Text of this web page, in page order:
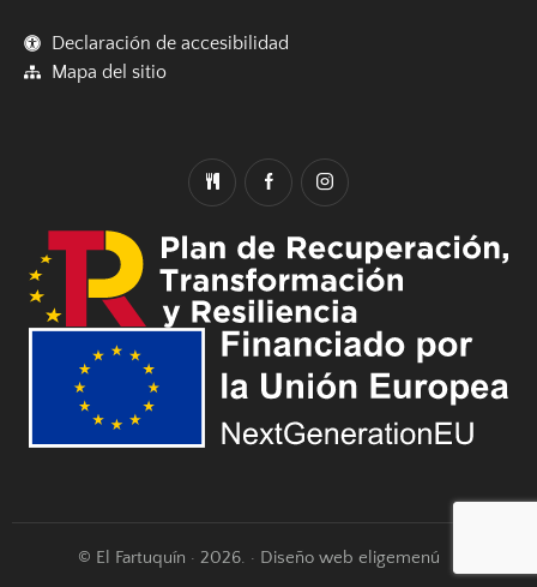
Declaración de accesibilidad
Mapa del sitio
© El Fartuquín · 2026. · Diseño web eligemenú